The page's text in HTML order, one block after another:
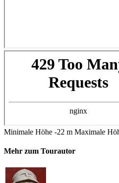
Minimale Höhe -22 m Maximale
Mehr zum Tourautor